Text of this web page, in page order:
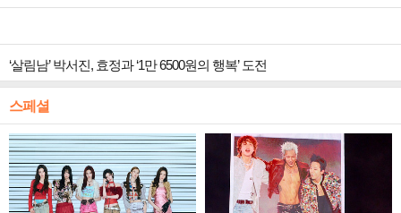
‘살림남’ 박서진, 효정과 ‘1만 6500원의 행복’ 도전
스페셜